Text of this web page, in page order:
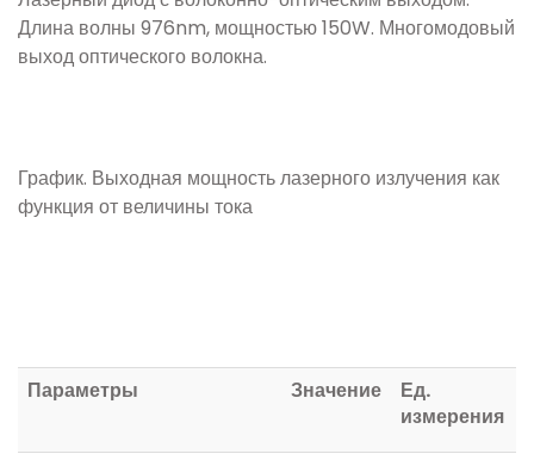
Длина волны 976nm, мощностью 150W. Многомодовый
выход оптического волокна.
График. Выходная мощность лазерного излучения как
функция от величины тока
Параметры Значение
Ед.
измерения